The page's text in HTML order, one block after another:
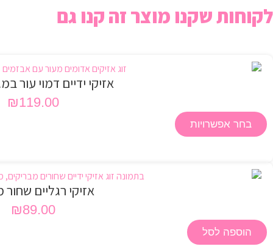
לקוחות שקנו מוצר זה קנו גם
אזיקי ידיים דמוי עור
₪119.00
בחר אפשרויות
אזיקי רגליים
₪89.00
הוספה לסל